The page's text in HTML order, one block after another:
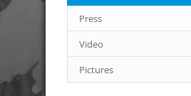
Press
Video
Pictures